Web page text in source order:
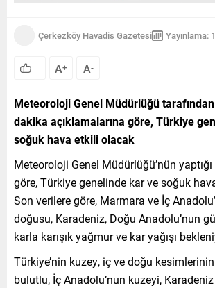
Çerkezköy Havadis Gazetesi Yayınlama:
A+ A-
Meteoroloji Genel Müdürlüğü
dakika açıklamalarına göre, Türkiye
soğuk hava etkili olacak
Meteoroloji Genel Müdürlüğü’nün
göre, Türkiye genelinde kar ve soğuk
Son verilere göre, Marmara ve İç
doğusu, Karadeniz, Doğu Anadolu’nun
karla karışık yağmur ve kar yağışı
Türkiye’nin kuzey, iç ve doğu
bulutlu, İç Anadolu’nun kuzeyi,